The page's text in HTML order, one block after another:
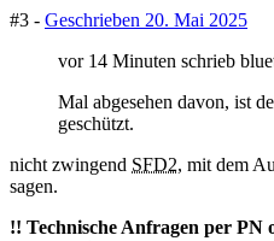
#3 - Geschrieben 20. Mai 2025
vor 14 Minuten schrieb
Mal abgesehen davon, ist
geschützt.
nicht zwingend SFD2, mit dem
sagen.
!! Technische Anfragen per